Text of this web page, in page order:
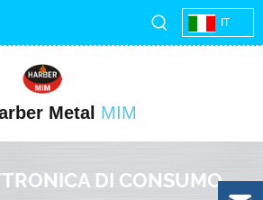
IT
Metal MIM
DI CONSUMO